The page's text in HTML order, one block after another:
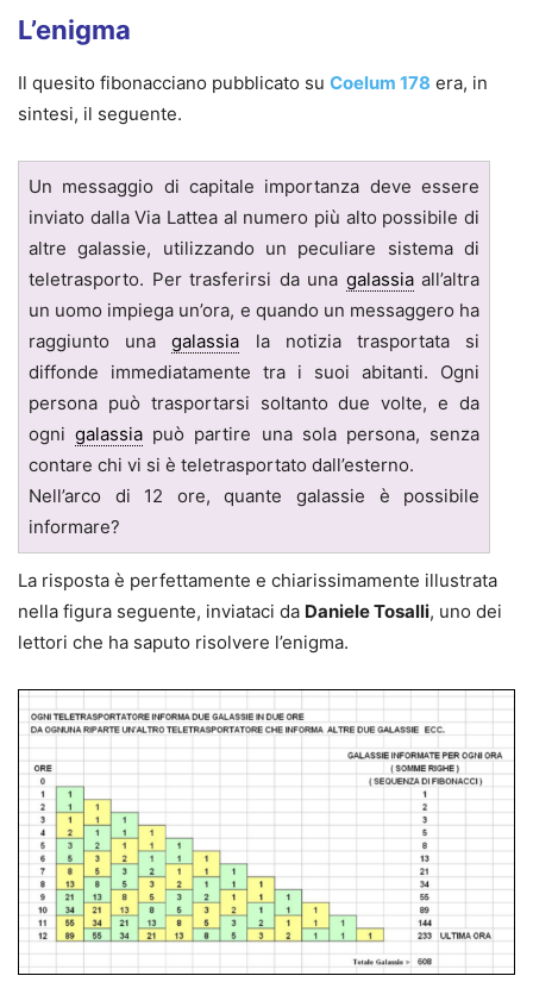
L’enigma
Il quesito fibonacciano pubblicato su Coelum 178 era, in
sintesi, il seguente.
Un messaggio di capitale importanza deve essere
inviato dalla Via Lattea al numero più alto possibile di
altre galassie, utilizzando un peculiare sistema di
teletrasporto. Per trasferirsi da una galassiaall’altra
un uomo impiega un’ora, e quando un messaggero ha
raggiunto unagalassia la notizia trasportata si
diffonde immediatamente tra i suoi abitanti. Ogni
persona può trasportarsi soltanto due volte, e da
ognigalassia può partire una sola persona, senza
contare chi vi si è teletrasportato dall’esterno.
Nell’arco di 12 ore, quante galassie è possibile
informare?
La risposta è perfettamente e chiarissimamente illustrata
nella figura seguente, inviataci da Daniele Tosalli, uno dei
lettori che ha saputo risolvere l’enigma.